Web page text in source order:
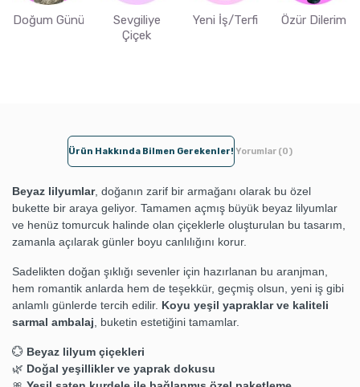
Doğum Günü
Sevgiliye
Çiçek
Yeni İş/Terfi Özür Dilerim
Ürün Hakkında Bilmen Gerekenler! Yorumlar (0)
Beyaz lilyumlar, doğanın zarif bir armağanı olarak bu özel
bukette bir araya geliyor. Tamamen açmış büyük beyaz lilyumlar
ve henüz tomurcuk halinde olan çiçeklerle oluşturulan bu tasarım,
zamanla açılarak günler boyu canlılığını korur.
Sadelikten doğan şıklığı sevenler için hazırlanan bu aranjman,
hem romantik anlarda hem de teşekkür, geçmiş olsun, yeni iş gibi
anlamlı günlerde tercih edilir. Koyu yeşil yapraklar ve kaliteli
sarmal ambalaj , buketin estetiğini tamamlar.
💮 Beyaz lilyum çiçekleri
🌿 Doğal yeşillikler ve yaprak dokusu